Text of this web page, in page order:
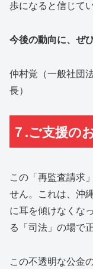
歩になると信じてい
今後の動向に、ぜ
仲村覚（一般社団
長）
７.ご支援の
この「再監査請求
せん。これは、沖
に耳を傾けなくな
る「司法」の場で
この不透明な公金